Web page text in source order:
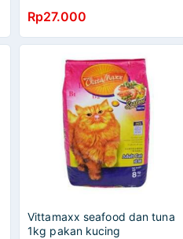
Rp27.000
Vittamaxx seafood dan tuna
1kg pakan kucing